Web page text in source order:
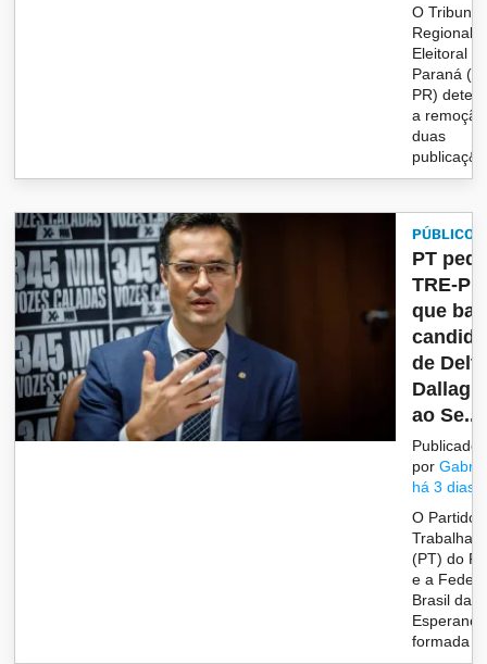
O Tribunal
Regional
Eleitoral
Paraná
PR)
a
duas
PÚBLICO
PT
TRE-PR
que
de
ao Se...
Publicado
por
há 3 dias
O Partido
(PT) do
e a
Brasil da
formada